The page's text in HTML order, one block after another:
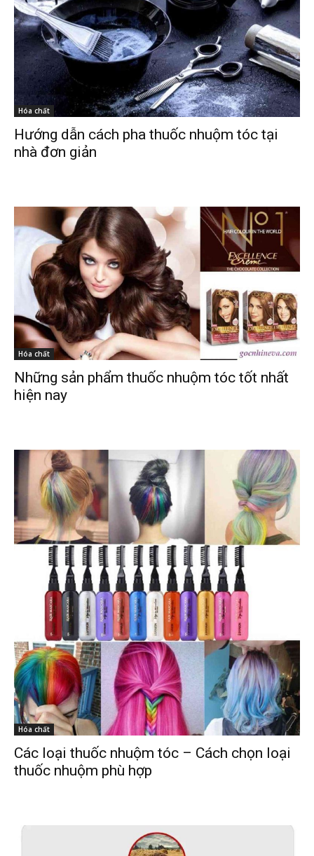
Hóa chất
Hướng dẫn cách pha thuốc nhuộm tóc tại
nhà đơn giản
Hóa chất
Những sản phẩm thuốc nhuộm tóc tốt nhất
hiện nay
Hóa chất
Các loại thuốc nhuộm tóc – Cách chọn loại
thuốc nhuộm phù hợp